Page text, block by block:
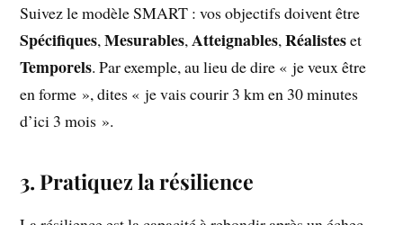
Suivez le modèle SMART : vos objectifs doivent être
Spécifiques,Mesurables,Atteignables,Réalisteset
Temporels. Par exemple, au lieu de dire « je veux être
en forme », dites « je vais courir 3 km en 30 minutes
d’ici 3 mois ».
3. Pratiquez la résilience